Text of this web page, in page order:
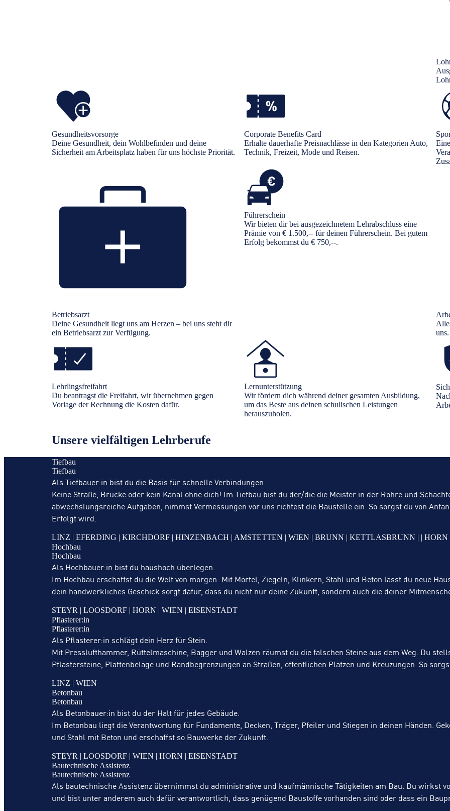
Gesundheitsvorsorge
Deine Gesundheit, dein Wohlbefinden und deine
Sicherheit am Arbeitsplatz haben für uns höchste Priorität.
Corporate Benefits Card
Erhalte dauerhafte Preisnachlässe in den Kategorien Auto,
Technik, Freizeit, Mode und Reisen.
Betriebsarzt
Deine Gesundheit liegt uns am Herzen – bei uns steht dir
ein Betriebsarzt zur Verfügung.
Führerschein
Wir bieten dir bei ausgezeichnetem Lehrabschluss eine
Prämie von € 1.500,-- für deinen Führerschein. Bei gutem
Erfolg bekommst du € 750,--.
uns.
Lehrlingsfreifahrt
Du beantragst die Freifahrt, wir übernehmen gegen
Vorlage der Rechnung die Kosten dafür.
Lernunterstützung
Wir fördern dich während deiner gesamten Ausbildung,
um das Beste aus deinen schulischen Leistungen
herauszuholen.
Unsere vielfältigen Lehrberufe
Tiefbau
Tiefbau
Als Tiefbauer:in bist du die Basis für schnelle Verbindungen.
Keine Straße, Brücke oder kein Kanal ohne dich! Im Tiefbau bist du der/die die Meister:in der Rohre und
abwechslungsreiche Aufgaben, nimmst Vermessungen vor uns richtest die Baustelle ein. So sorgst du von
Erfolgt wird.
LINZ | EFERDING |
Hochbau
Hochbau
Als Hochbauer:in bist du haushoch überlegen.
Im Hochbau erschaffst du die Welt von morgen: Mit Mörtel, Ziegeln, Klinkern, Stahl und Beton lässt du neue
dein handwerkliches Geschick sorgt dafür, dass du nicht nur deine Zukunft, sondern auch die deiner
STEYR | LOOSDORF | HORN | WIEN | EISENSTADT
Pflasterer:in
Pflasterer:in
Als Pflasterer:in schlägt dein Herz für Stein.
Mit Presslufthammer, Rüttelmaschine, Bagger und Walzen räumst du die falschen Steine aus dem Weg. Du
Pflastersteine, Plattenbeläge und Randbegrenzungen an Straßen, öffentlichen Plätzen und Kreuzungen. So
LINZ | WIEN
Betonbau
Betonbau
Als Betonbauer:in bist du der Halt für jedes Gebäude.
Im Betonbau liegt die Verantwortung für Fundamente, Decken, Träger, Pfeiler und Stiegen in deinen Händen.
und Stahl mit Beton und erschaffst so Bauwerke der Zukunft.
STEYR | LOOSDORF | WIEN | HORN | EISENSTADT
Bautechnische Assistenz
Bautechnische Assistenz
Als bautechnische Assistenz übernimmst du administrative und kaufmännische Tätigkeiten am Bau. Du wirkst
und bist unter anderem auch dafür verantwortlich, dass genügend Baustoffe vorhanden sind oder dass ein